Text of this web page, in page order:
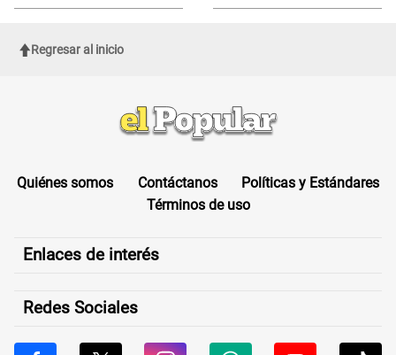
sufrir una "emergencia médica"
Regresar al inicio
Quiénes somos Contáctanos
Políticas y Estándares
Términos de uso
Enlaces de interés
Redes Sociales